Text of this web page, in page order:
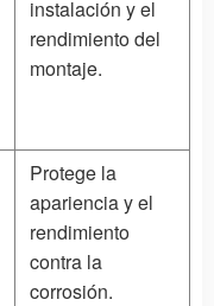
instalación y el
rendimiento del
montaje.
Protege la
apariencia y el
rendimiento
contra la
corrosión.